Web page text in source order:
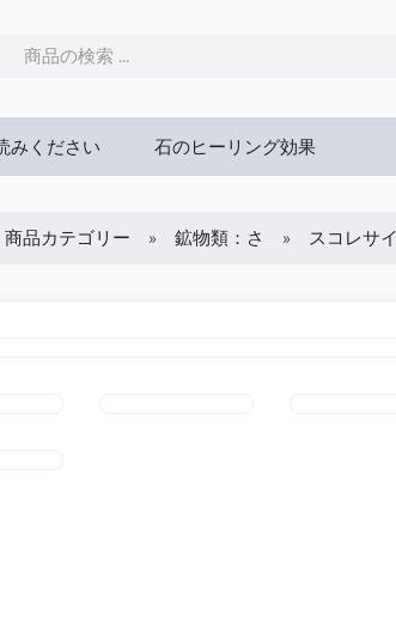
みください 石のヒーリング効果
商品カテゴリー 鉱物類：さ スコレサ